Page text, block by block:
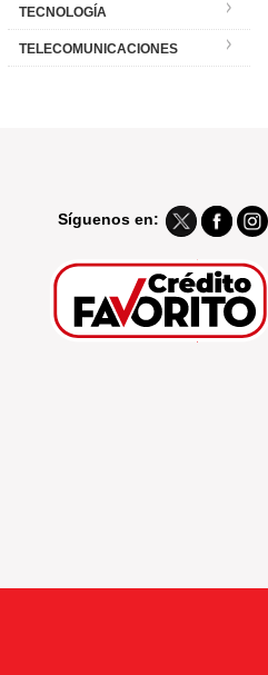
TECNOLOGÍA
TELECOMUNICACIONES
Síguenos en: